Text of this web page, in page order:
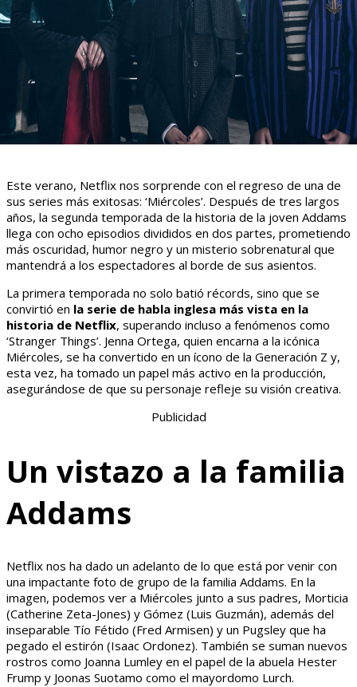
Este verano, Netflix nos sorprende con el regreso de una de
sus series más exitosas: ‘Miércoles’. Después de tres largos
años, la segunda temporada de la historia de la joven Addams
llega con ocho episodios divididos en dos partes, prometiendo
más oscuridad, humor negro y un misterio sobrenatural que
mantendrá a los espectadores al borde de sus asientos.
La primera temporada no solo batió récords, sino que se
convirtió en la serie de habla inglesa más vista en la
historia de Netflix, superando incluso a fenómenos como
‘Stranger Things’. Jenna Ortega, quien encarna a la icónica
Miércoles, se ha convertido en un ícono de la Generación Z y,
esta vez, ha tomado un papel más activo en la producción,
asegurándose de que su personaje refleje su visión creativa.
Publicidad
Un vistazo a la familia
Addams
Netflix nos ha dado un adelanto de lo que está por venir con
una impactante foto de grupo de la familia Addams. En la
imagen, podemos ver a Miércoles junto a sus padres, Morticia
(Catherine Zeta-Jones) y Gómez (Luis Guzmán), además del
inseparable Tío Fétido (Fred Armisen) y un Pugsley que ha
pegado el estirón (Isaac Ordonez). También se suman nuevos
rostros como Joanna Lumley en el papel de la abuela Hester
Frump y Joonas Suotamo como el mayordomo Lurch.